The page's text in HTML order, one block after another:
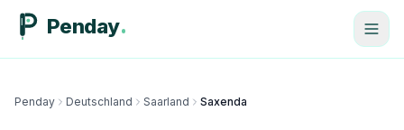
Penday
Penday Deutschland Saarland Saxenda